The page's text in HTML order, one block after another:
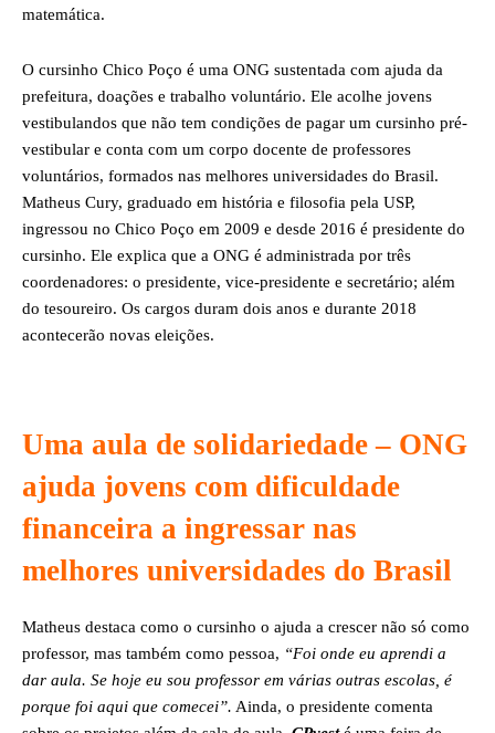
matemática.
O cursinho Chico Poço é uma ONG sustentada com ajuda da
prefeitura, doações e trabalho voluntário. Ele acolhe jovens
vestibulandos que não tem condições de pagar um cursinho pré-
vestibular e conta com um corpo docente de professores
voluntários, formados nas melhores universidades do Brasil.
Matheus Cury, graduado em história e filosofia pela USP,
ingressou no Chico Poço em 2009 e desde 2016 é presidente do
cursinho. Ele explica que a ONG é administrada por três
coordenadores: o presidente, vice-presidente e secretário; além
do tesoureiro. Os cargos duram dois anos e durante 2018
acontecerão novas eleições.
Uma aula de solidariedade – ONG
ajuda jovens com dificuldade
financeira a ingressar nas
melhores universidades do Brasil
Matheus destaca como o cursinho o ajuda a crescer não só como
professor, mas também como pessoa, “Foi onde eu aprendi a
dar aula. Se hoje eu sou professor em várias outras escolas, é
porque foi aqui que comecei”. Ainda, o presidente comenta